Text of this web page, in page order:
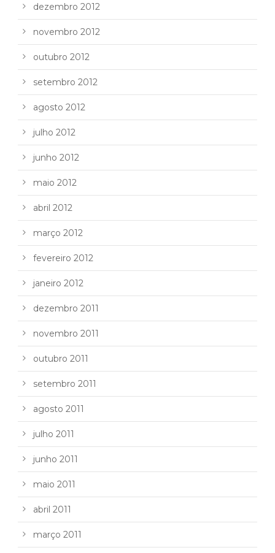
dezembro 2012
novembro 2012
outubro 2012
setembro 2012
agosto 2012
julho 2012
junho 2012
maio 2012
abril 2012
março 2012
fevereiro 2012
janeiro 2012
dezembro 2011
novembro 2011
outubro 2011
setembro 2011
agosto 2011
julho 2011
junho 2011
maio 2011
abril 2011
março 2011